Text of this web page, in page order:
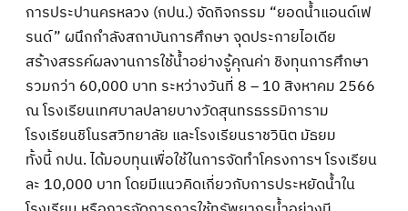
การประปานครหลวง (กปน.) จัดกิจกรรม “ยอดน้ำแอนด์เฟ
รนด์” ผนึกกำลังสถาบันการศึกษา จุดประกายไอเดีย
สร้างสรรค์ผลงานการใช้น้ำอย่างรู้คุณค่า ชิงทุนการศึกษา
รวมกว่า 60,000 บาท ระหว่างวันที่ 8 – 10 สิงหาคม 2566
ณ โรงเรียนเทศบาลปลายบางวัดสุนทรธรรมิการาม
โรงเรียนชิโนรสวิทยาลัย และโรงเรียนราชวินิต มัธยม
ทั้งนี้ กปน. ได้มอบทุนเพื่อใช้ในการจัดทำโครงการฯ โรงเรียน
ละ 10,000 บาท โดยมีแนวคิดเกี่ยวกับการประหยัดน้ำใน